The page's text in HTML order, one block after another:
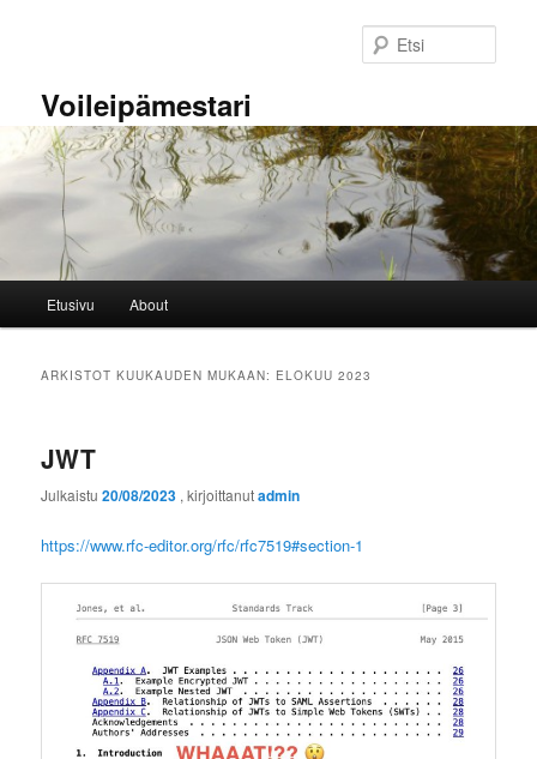
Voileipämestari
Etusivu About
ARKISTOT KUUKAUDEN MUKAAN: ELOKUU 2023
JWT
Julkaistu20/08/2023 , kirjoittanutadmin
https://www.rfc-editor.org/rfc/rfc7519#section-1